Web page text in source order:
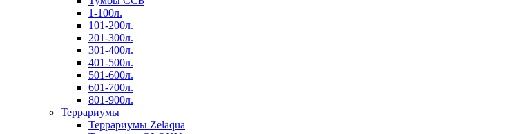
1-100л.
101-200л.
201-300л.
301-400л.
401-500л.
501-600л.
601-700л.
801-900л.
Террариумы
Террариумы Zelaqua